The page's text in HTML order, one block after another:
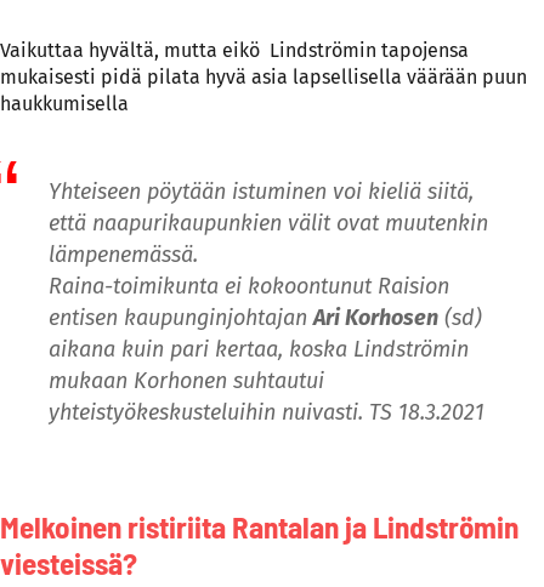
Vaikuttaa hyvältä, mutta eikö Lindströmin tapojensa
mukaisesti pidä pilata hyvä asia lapsellisella väärään puun
haukkumisella
Yhteiseen pöytään istuminen voi kieliä siitä,
että naapurikaupunkien välit ovat muutenkin
lämpenemässä.
Raina-toimikunta ei kokoontunut Raision
entisen kaupunginjohtajanAri Korhosen (sd)
aikana kuin pari kertaa, koska Lindströmin
mukaan Korhonen suhtautui
yhteistyökeskusteluihin nuivasti. TS 18.3.2021
Melkoinen ristiriita Rantalan ja Lindströmin
viesteissä?